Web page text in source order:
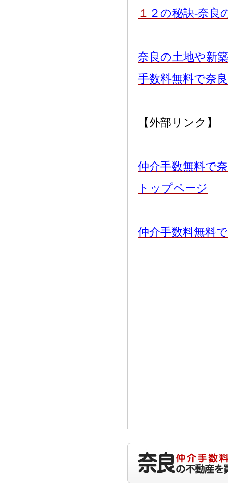
１ ２の秘訣-奈良
奈良の土地や新
手数料無料で奈
【外部リンク】
仲介手数無料で
トップページ
仲介手数料無料